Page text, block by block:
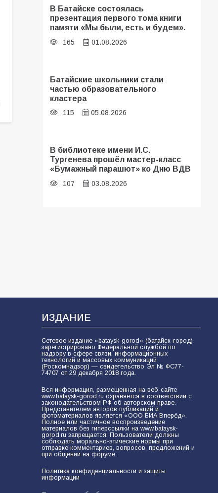
В Батайске состоялась
презентация первого тома книги
памяти «Мы были, есть и будем».
165 01.08.2026
Батайские школьники стали
частью образовательного
кластера
115 05.08.2026
В библиотеке имени И.С.
Тургенева прошёл мастер-класс
«Бумажный парашют» ко Дню ВДВ
107 03.08.2026
102
Будет ли мобилизация в России в
2026 году после выборов: в
Госдуме дали ответ
101 06.08.2026
В детском саду № 35 дети
освоили строительные профессии
в ходе спортивного праздника
86 07.08.2026
ИЗДАНИЕ
Сетевое издание «bataysk-gorod» (батайск-город)
зарегистрировано Федеральной службой по
надзору в сфере связи, информационных
технологий и массовых коммуникаций
(Роскомнадзор) — свидетельство Эл № ФС77-
74707 от 29 декабря 2018 года.
Вся информация, размещенная на веб-сайте
www.bataysk-gorod.ru охраняется в соответствии с
законодательством РФ об авторском праве.
Представителем авторов публикаций и
фотоматериалов является «ООО БИА Вперёд».
Полное или частичное воспроизведение
материалов без гиперссылки на www.bataysk-
gorod.ru запрещается. Пользователи должны
соблюдать морально-этические нормы при
отправке комментариев, вопросов, предложений и
при общении на форуме.
Политика конфиденциальности и защиты
информации